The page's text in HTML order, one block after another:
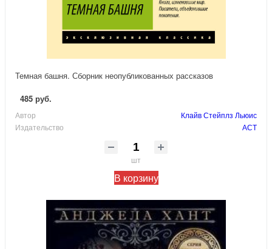
Темная башня. Сборник неопубликованных рассказов
485 руб.
Автор
Клайв Стейплз Льюис
Издательство
АСТ
шт
В корзину